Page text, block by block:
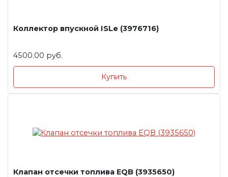
Коллектор впускной ISLe (3976716)
4500.00 руб.
Купить
Клапан отсечки топлива EQB (3935650)